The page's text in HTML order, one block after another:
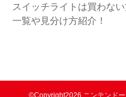
スイッチライトは買わな
一覧や見分け方紹介！
©Copyright2026 ニンテンド